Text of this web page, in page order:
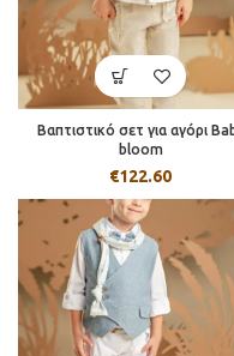
Βαπτιστικό σετ για αγόρι
bloom
€122.60